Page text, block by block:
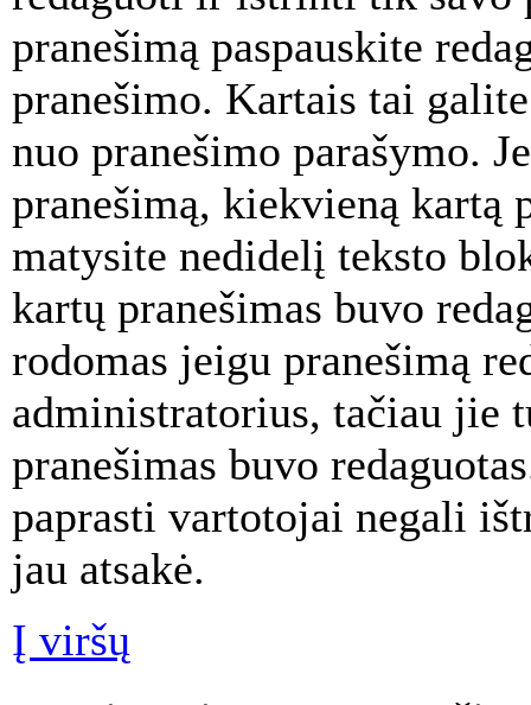
pranešimą paspauskite
pranešimo. Kartais tai
nuo pranešimo parašymo.
pranešimą, kiekvieną kartą
matysite nedidelį teksto
kartų pranešimas buvo
rodomas jeigu pranešimą
administratorius, tačiau jie
pranešimas buvo
paprasti vartotojai negali
jau atsakė.
Į viršų